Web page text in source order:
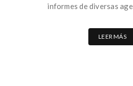
informes de diversas
LEER MÁS